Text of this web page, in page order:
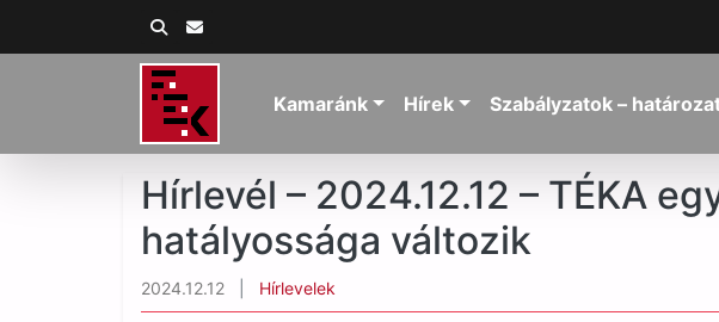
Kamaránk Hírek Szabályzatok –
Hírlevél – 2024.12.12 – TÉKA
hatályossága változik
2024.12.12 Hírlevelek